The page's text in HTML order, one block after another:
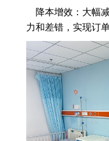
降本增效：大幅
力和差错，实现订